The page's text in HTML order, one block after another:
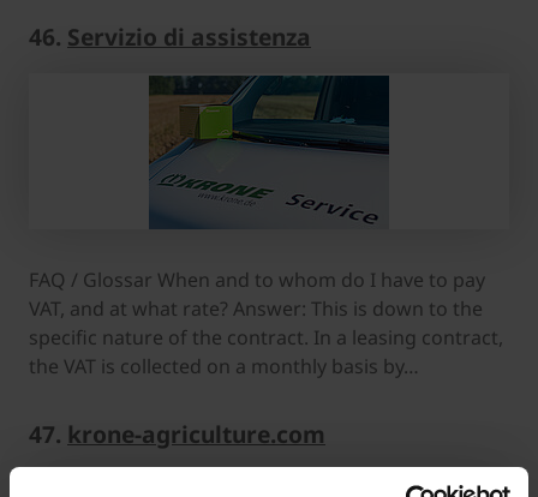
46. Servizio di assistenza
FAQ / Glossar When and to whom do I have to pay
VAT, and at what rate? Answer: This is down to the
specific nature of the contract. In a leasing contract,
the VAT is collected on a monthly basis by…
47. krone-agriculture.com